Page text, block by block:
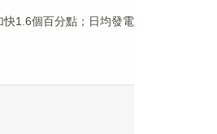
快1.6個百分點；日均發電